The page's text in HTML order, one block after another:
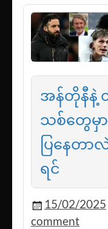
အန်တိုနီနဲ့
သစ်တွေမှာ
ပြနေတာ
ရင်
15/02/2025
comment